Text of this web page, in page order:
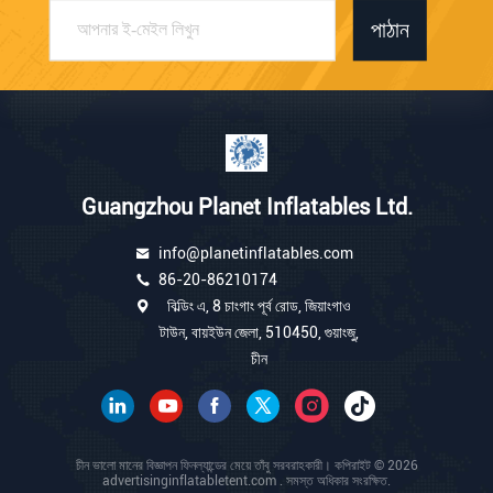
পাঠান
Guangzhou Planet Inflatables Ltd.
info@planetinflatables.com
86-20-86210174
বিল্ডিং এ, 8 চাংগাং পূর্ব রোড, জিয়াংগাও
টাউন, বায়ইউন জেলা, 510450, গুয়াংজু,
চীন
চীন ভালো মানের বিজ্ঞাপন ফিনল্যান্ডের মেয়ে তাঁবু সরবরাহকারী। কপিরাইট © 2026
advertisinginflatabletent.com . সমস্ত অধিকার সংরক্ষিত.